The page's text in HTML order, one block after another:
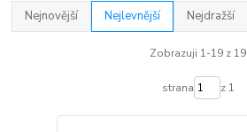
Nejnovější Nejlevnější Nejdražší
Zobrazuji 1-19 z 19
strana z 1